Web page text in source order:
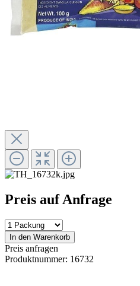
Preis auf Anfrage
In den Warenkorb
Preis anfragen
Produktnummer: 16732